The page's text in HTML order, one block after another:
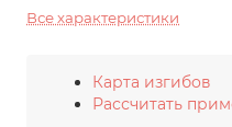
Все характеристики
Карта изгибов
Рассчитать